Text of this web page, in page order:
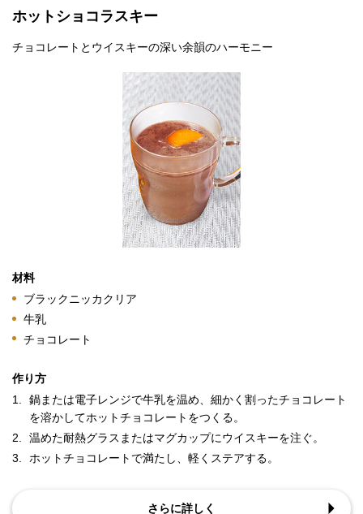
ホットショコラスキー
チョコレートとウイスキーの深い余韻のハーモニー
材料
ブラックニッカクリア
牛乳
チョコレート
作り方
1.
鍋または電子レンジで牛乳を温め、細かく割ったチョコレート
を溶かしてホットチョコレートをつくる。
2.
温めた耐熱グラスまたはマグカップにウイスキーを注ぐ。
3.
ホットチョコレートで満たし、軽くステアする。
さらに詳しく